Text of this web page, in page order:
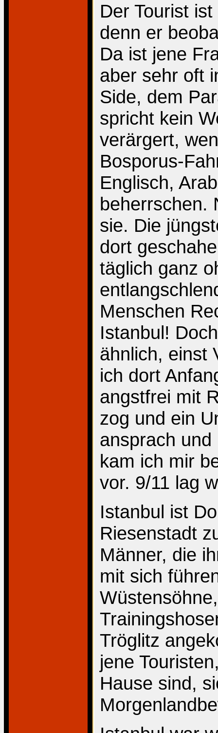
Der Tourist
denn er
Da ist jene
aber sehr oft
Side, dem
spricht kein
verärgert,
Bosporus-
Englisch,
beherrschen.
sie. Die
dort
täglich ganz
Menschen
Istanbul!
ähnlich, einst
ich dort
angstfrei mit
zog und ein
ansprach
kam ich mir
vor. 9/11 lag
Istanbul ist
Riesenstadt
Männer, die
mit sich
Tröglitz
jene
Hause sind,